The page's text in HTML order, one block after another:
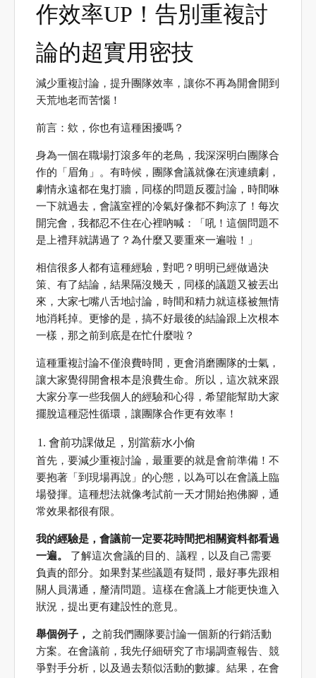
作效率UP！告別重複討
論的超實用密技
減少重複討論，提升團隊效率，讓你不再為開會開到
天荒地老而苦惱！
前言：欸，你也有這種困擾嗎？
身為一個在職場打滾多年的老鳥，我深深明白團隊合
作的「眉角」。有時候，團隊會議就像在演連續劇，
劇情永遠都在鬼打牆，同樣的問題反覆討論，時間咻
一下就過去，會議室裡的冷氣好像都不夠涼了！每次
開完會，我都忍不住在心裡吶喊：「吼！這個問題不
是上禮拜就講過了？為什麼又要重來一遍啦！」
相信很多人都有這種經驗，對吧？明明已經做過決
策、有了結論，結果隔沒幾天，同樣的議題又被丟出
來，大家七嘴八舌地討論，時間和精力就這樣被無情
地消耗掉。更慘的是，搞不好最後的結論跟上次根本
一樣，那之前到底是在忙什麼啦？
這種重複討論不僅浪費時間，更會消磨團隊的士氣，
讓大家覺得開會根本是浪費生命。所以，這次就來跟
大家分享一些我個人的經驗和心得，希望能幫助大家
擺脫這種惡性循環，讓團隊合作更有效率！
會前功課做足，別當薪水小偷
首先，要減少重複討論，最重要的就是會前準備！不
要抱著「到現場再說」的心態，以為可以在會議上臨
場發揮。這種想法就像考試前一天才開始抱佛腳，通
常效果都很有限。
我的經驗是，會議前一定要花時間把相關資料都看過
一遍。
了解這次會議的目的、議程，以及自己需要
負責的部分。如果對某些議題有疑問，最好事先跟相
關人員溝通，釐清問題。這樣在會議上才能更快進入
狀況，提出更有建設性的意見。
舉個例子，
之前我們團隊要討論一個新的行銷活動
方案。在會議前，我先仔細研究了市場調查報告、競
爭對手分析，以及過去類似活動的數據。結果，在會